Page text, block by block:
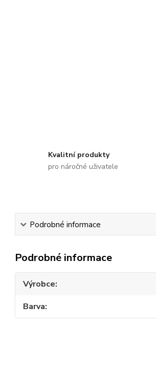
Kvalitní produkty
pro náročné uživatele
Podrobné informace
Podrobné informace
Výrobce
Barva